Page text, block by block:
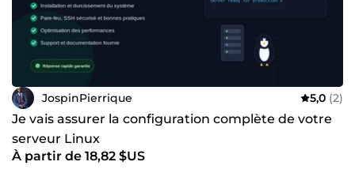
JospinPierrique 5,0 (2)
Je vais assurer la configuration complète de votre
serveur Linux
À partir de 18,82 $US